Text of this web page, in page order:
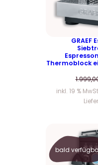
GRAEF
Thermoblock
inkl. 19 %
bald